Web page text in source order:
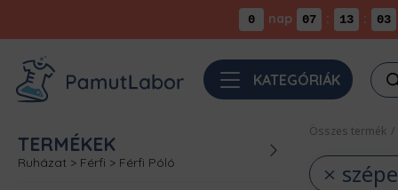
0 nap 07 : 13 : 03
KATEGÓRIÁK
TERMÉKEK
Ruházat > Férfi > Férfi Póló
Összes termék /